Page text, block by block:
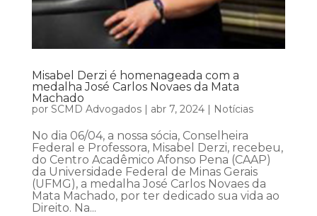
Misabel Derzi é homenageada com a
medalha José Carlos Novaes da Mata
Machado
por SCMD Advogados| abr 7, 2024| Notícias
No dia 06/04, a nossa sócia, Conselheira
Federal e Professora, Misabel Derzi, recebeu,
do Centro Acadêmico Afonso Pena (CAAP)
da Universidade Federal de Minas Gerais
(UFMG), a medalha José Carlos Novaes da
Mata Machado, por ter dedicado sua vida ao
Direito. Na...